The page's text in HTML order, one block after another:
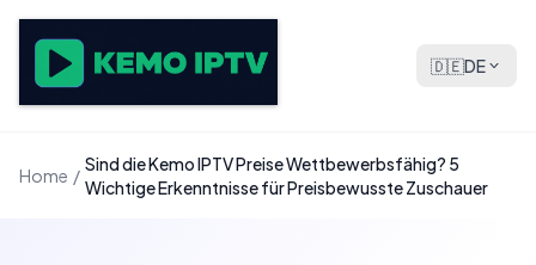
🇩🇪DE
Home /
Sind die Kemo IPTV Preise Wettbewerbsfähig? 5
Wichtige Erkenntnisse für Preisbewusste Zuschauer